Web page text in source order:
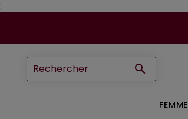
:
FEMME
